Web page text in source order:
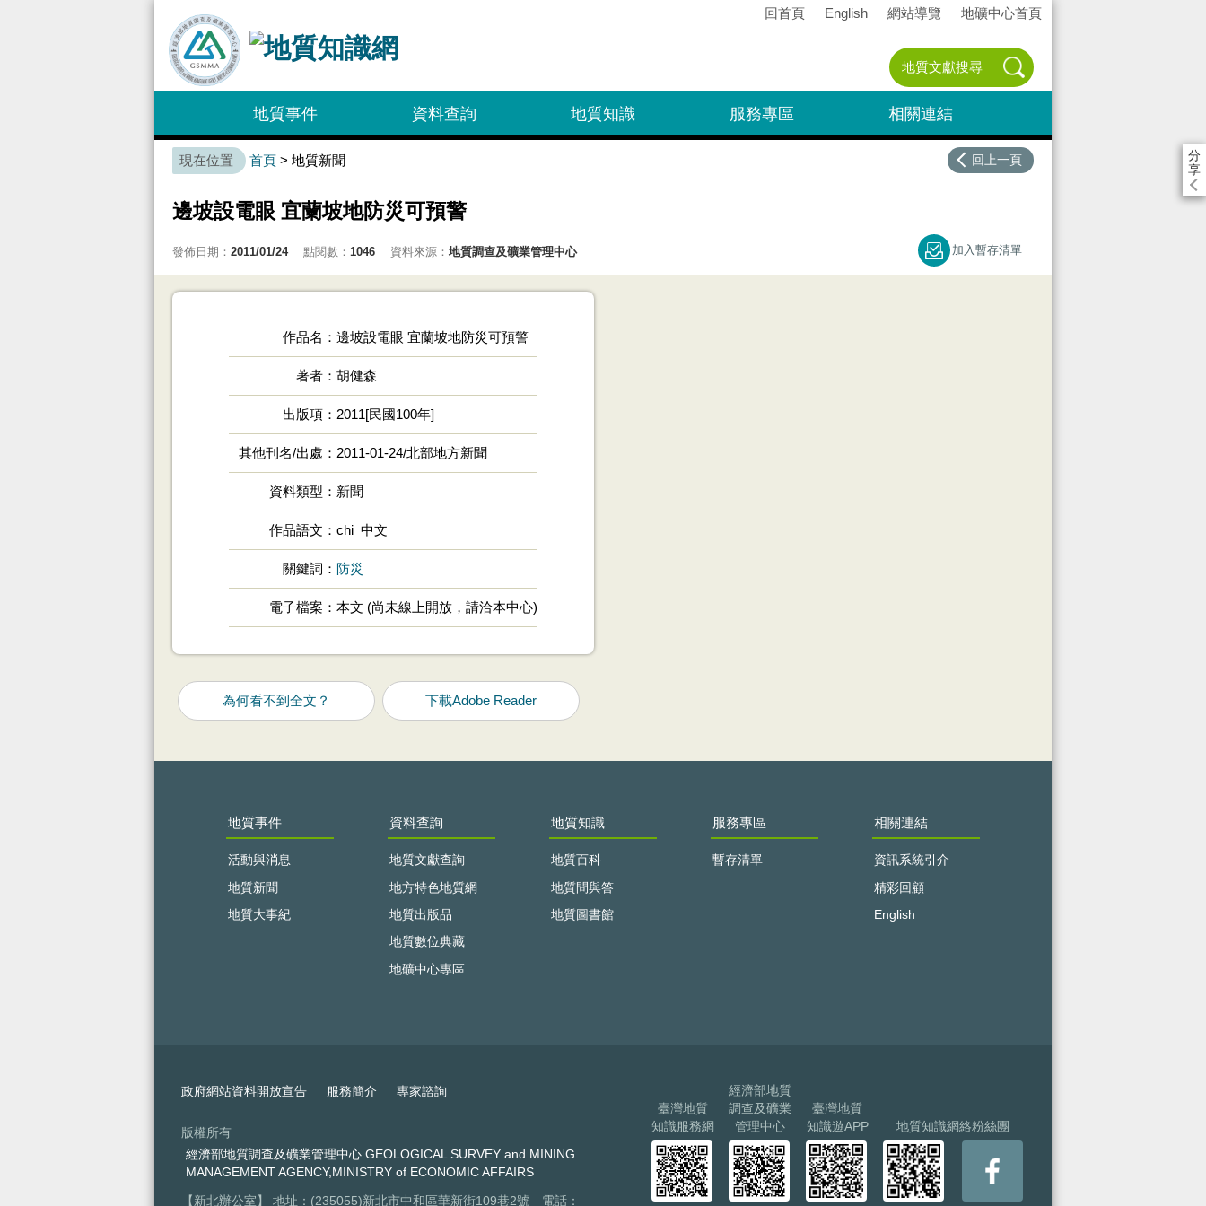
回首頁 English 網站導覽 地礦中心首頁
地質事件 資料查詢 地質知識 服務專區 相關連結
首頁> 地質新聞 回上一頁
邊坡設電眼 宜蘭坡地防災可預警
發佈日期： 2011/01/24 點閱數： 1046 資料來源： 地質調查及礦業管理中心 加入暫存清單
作品名 邊坡設電眼 宜蘭坡地防災可預警
著者 胡健森
出版項 2011[民國100年]
其他刊名/出處 2011-01-24/北部地方新聞
資料類型 新聞
作品語文 chi_中文
關鍵詞 防災
電子檔案 本文 (尚未線上開放，請洽本中心)
為何看不到全文？ 下載Adobe Reader
分
享
地質事件
活動與消息
地質新聞
地質大事紀
資料查詢
地質文獻查詢
地方特色地質網
地質出版品
地質數位典藏
地礦中心專區
地質知識
地質百科
地質問與答
地質圖書館
服務專區
暫存清單
相關連結
資訊系統引介
精彩回顧
English
政府網站資料開放宣告 服務簡介 專家諮詢
版權所有
經濟部地質調查及礦業管理中心 GEOLOGICAL SURVEY and MINING
MANAGEMENT AGENCY,MINISTRY of ECONOMIC AFFAIRS
【新北辦公室】 地址：(235055)新北市中和區華新街109巷2號 電話：
臺灣地質
知識服務網
經濟部地質
調查及礦業
管理中心
臺灣地質
知識遊APP
地質知識網絡粉絲團